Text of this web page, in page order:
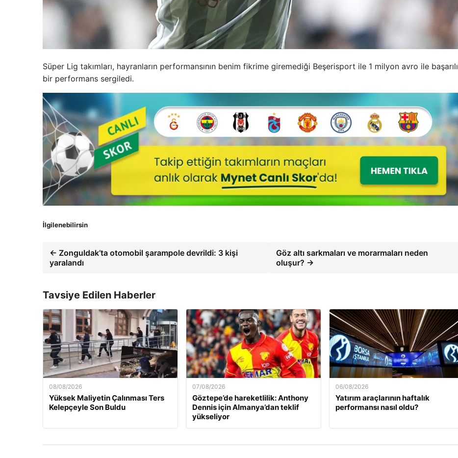
Süper Lig takımları, hayranların performansının benim fikrime giremediği Beşerisport ile 1 milyon avro ile başarılı
bir performans sergiledi.
İlgilenebilirsin
← Zonguldak’ta otomobil şarampole devrildi: 3 kişi
yaralandı
Göz altı sarkmaları ve morarmaları neden
oluşur? →
Tavsiye Edilen Haberler
08/08/2026
Yüksek Maliyetin Çalınması Ters
Kelepçeyle Son Buldu
07/08/2026
Göztepe’de hareketlilik: Anthony
Dennis için Almanya’dan teklif
yükseliyor
06/08/2026
Yatırım araçlarının haftalık
performansı nasıl oldu?